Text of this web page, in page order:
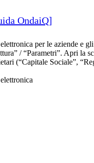
OndaiQ]
per le aziende e
/ “Parametri”. Apri
(“Capitale Sociale”,